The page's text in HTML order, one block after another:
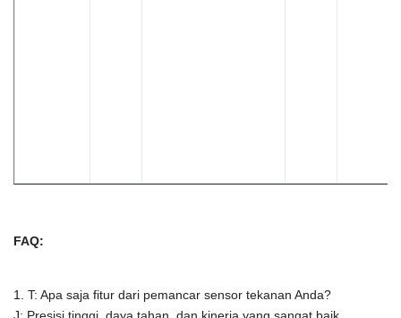
FAQ:
1. T: Apa saja fitur dari pemancar sensor tekanan Anda?